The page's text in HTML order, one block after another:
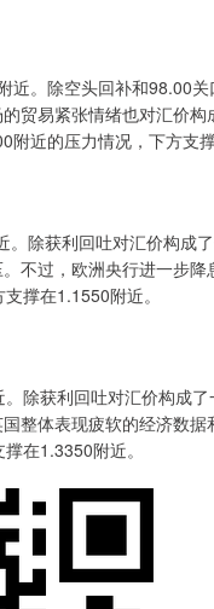
。除空头回补和98.00关
贸易紧张情绪也对汇价
近的压力情况，下方支
除获利回吐对汇价构成
不过，欧洲央行进一步
撑在1.1550附近。
获利回吐对汇价构成了
整体表现疲软的经济数
在1.3350附近。